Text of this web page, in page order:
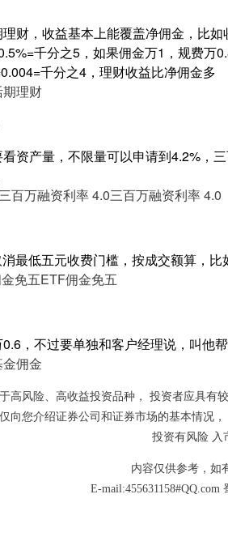
财，收益基本上能覆盖净佣金，比
千分之5，如果佣金万1，规费万
千分之4，理财收益比净佣金多
期理财
资产量，不限量可以申请到4.2%，
三百万融资利率 4.0三百万融资利率 4.0
最低五元收费门槛，按成交额算，
免五ETF佣金免五
，不过要单独和客户经理说，叫他
佣金
高风险、高收益投资品种， 投资者应具有
向您介绍证券公司和证券市场的基本情况
投资有风险 入
内容仅供参考，如
E-mail:455631158#QQ.com